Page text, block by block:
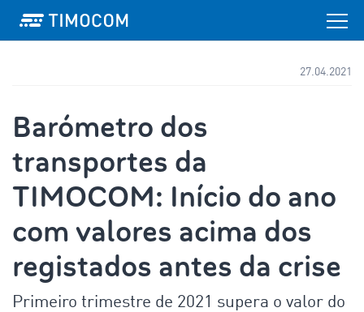
27.04.2021
Barómetro dos
transportes da
TIMOCOM: Início do ano
com valores acima dos
registados antes da crise
Primeiro trimestre de 2021 supera o valor do